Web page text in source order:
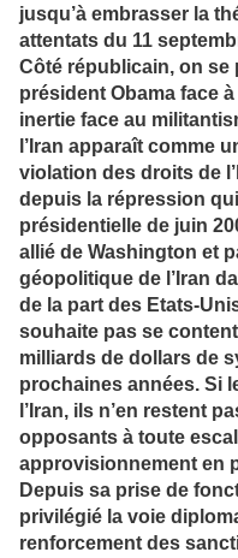
jusqu’à embrasser la
attentats du 11
Côté républicain, on se
président Obama face
inertie face au
l’Iran apparaît comme
violation des droits de
depuis la répression
présidentielle de juin
allié de Washington et
géopolitique de l’Iran
de la part des Etats-
souhaite pas se
milliards de dollars de
prochaines années. Si
l’Iran, ils n’en restent
opposants à toute
approvisionnement en
Depuis sa prise de
privilégié la voie
renforcement des